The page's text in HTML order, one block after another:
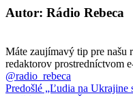
Autor: Rádio Rebeca
Máte zaujímavý tip pre našu
redaktorov prostredníctvom
@radio_rebeca
Predošlé „Ľudia na Ukrajine